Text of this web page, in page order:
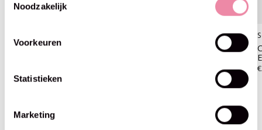
Noodzakelijk
Voorkeuren
Statistieken
Marketing
Catona (50gr) 414-Vintage
Catona (50gr) 074-Mercury